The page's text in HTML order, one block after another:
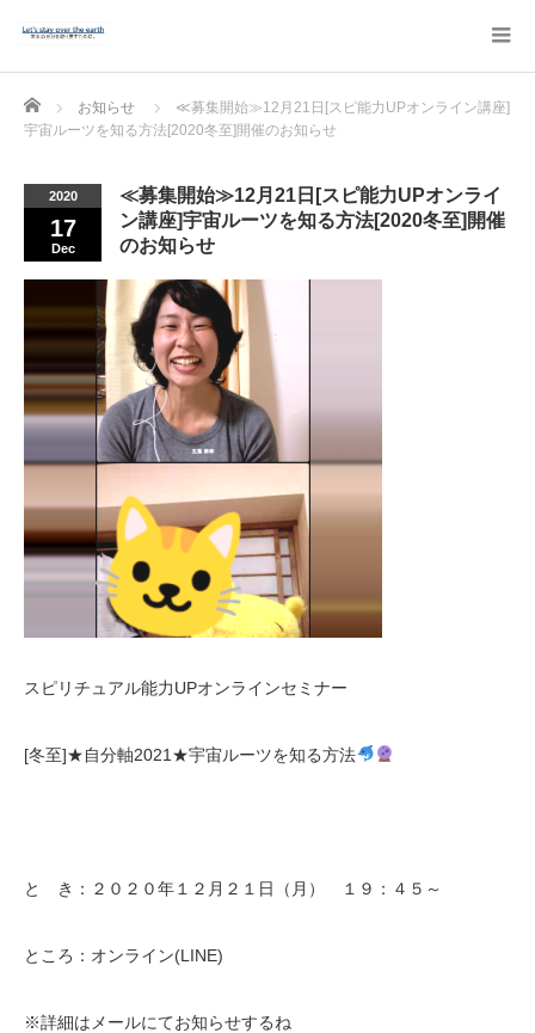
Home お知らせ
≪募集開始≫12月21日[スピ能力UPオンライン講座]
宇宙ルーツを知る方法[2020冬至]開催のお知らせ
2020
17
Dec
≪募集開始≫12月21日[スピ能力UPオンライ
ン講座]宇宙ルーツを知る方法[2020冬至]開催
のお知らせ
スピリチュアル能力UPオンラインセミナー
[冬至]★自分軸2021★宇宙ルーツを知る方法
と き：２０２０年１２月２１日（月） １９：４５～
ところ：オンライン(LINE)
※詳細はメールにてお知らせするね